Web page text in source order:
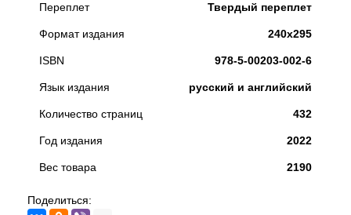
Переплет Твердый переплет
Формат издания 240х295
ISBN 978-5-00203-002-6
Язык издания русский и английский
Количество страниц 432
Год издания 2022
Вес товара 2190
Поделиться: